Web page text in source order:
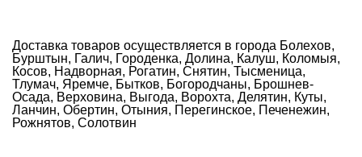
Доставка товаров осуществляется в города Болехов,
Бурштын, Галич, Городенка, Долина, Калуш, Коломыя,
Косов, Надворная, Рогатин, Снятин, Тысменица,
Тлумач, Яремче, Бытков, Богородчаны, Брошнев-
Осада, Верховина, Выгода, Ворохта, Делятин, Куты,
Ланчин, Обертин, Отыния, Перегинское, Печенежин,
Рожнятов, Солотвин